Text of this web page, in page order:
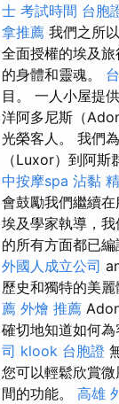
士 考試時間 台胞
拿推薦 我們之所
全面授權的埃及
的身體和靈魂。
目。 一人小屋提
洋阿多尼斯（
光榮客人。 我們
（Luxor）到阿
中按摩spa 沾黏
會鼓勵我們繼續
埃及學家執導，
的所有方面都已
外國人成立公司
歷史和獨特的美
薦 外燴 推薦
確切地知道如何
司 klook 台胞證
您可以輕鬆欣賞微
間的功能。 高雄